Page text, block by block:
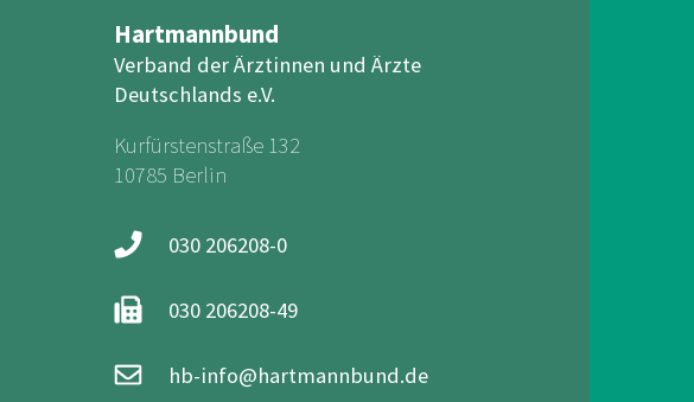
Hartmannbund
Verband der Ärztinnen und Ärzte
Deutschlands e.V.
Kurfürstenstraße 132
10785 Berlin
030 206208-0
030 206208-49
hb-info@hartmannbund.de